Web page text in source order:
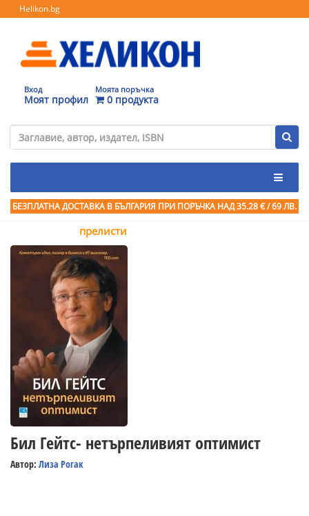
Helikon.bg
Вход
Моят профил
Моята поръчка
0 продукта
БЕЗПЛАТНА ДОСТАВКА В БЪЛГАРИЯ ПРИ ПОРЪЧКА НАД 35.28 € / 69 ЛВ.
прелисти
Бил Гейтс- нетърпеливият оптимист
Автор: Лиза Рогак